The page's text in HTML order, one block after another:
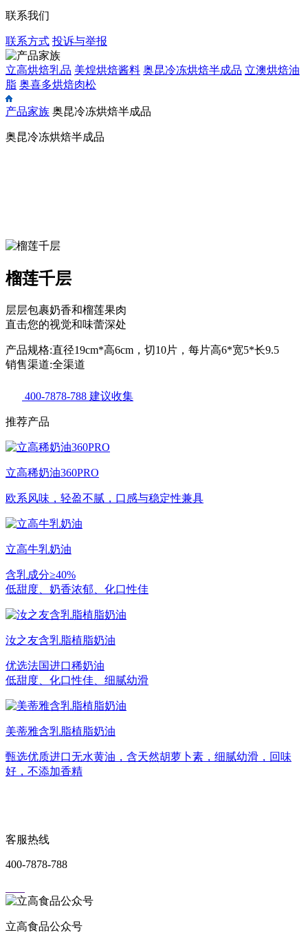
联系我们
联系方式 投诉与举报
立高烘焙乳品 美煌烘焙酱料 奥昆冷冻烘焙半成品 立澳烘焙油
脂 奥喜多烘焙肉松
产品家族 奥昆冷冻烘焙半成品
奥昆冷冻烘焙半成品
榴莲千层
层层包裹奶香和榴莲果肉
直击您的视觉和味蕾深处
产品规格:直径19cm*高6cm，切10片，每片高6*宽5*长9.5
销售渠道:全渠道
400-7878-788 建议收集
推荐产品
立高稀奶油360PRO
欧系风味，轻盈不腻，口感与稳定性兼具
立高牛乳奶油
含乳成分≥40%
低甜度、奶香浓郁、化口性佳
汝之友含乳脂植脂奶油
优选法国进口稀奶油
低甜度、化口性佳、细腻幼滑
美蒂雅含乳脂植脂奶油
甄选优质进口无水黄油，含天然胡萝卜素，细腻幼滑，回味
好，不添加香精
客服热线
400-7878-788
立高食品公众号